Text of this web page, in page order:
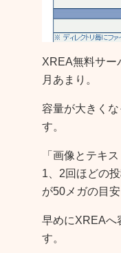
XREA無料サー
月あまり。
容量が大きく
す。
「画像とテキ
1、2回ほどの
が50メガの目
早めにXREAへ
す。